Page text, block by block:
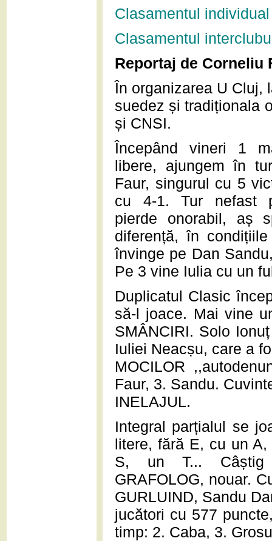
Clasamentul
Clasamentul
Reportaj de Corneliu
În organizarea U Cluj,
suedez și tradiționala
și CNSI.
Începând vineri 1
libere, ajungem în
Faur, singurul cu 5
cu 4-1. Tur nefast
pierde onorabil, aș
diferență, în
învinge pe Dan
Pe 3 vine Iulia cu un
Duplicatul Clasic
să-l joace. Mai vine
SMÂNCIRI. Solo
Iuliei Neacșu, care a
MOCILOR
Faur, 3. Sandu.
INELAJUL.
Integral parțialul se
litere, fără E, cu un
S, un T...
GRAFOLOG, nouar.
GURLUIND, Sandu
jucători cu 577
timp: 2. Caba, 3.